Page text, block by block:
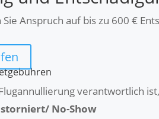
Anspruch auf bis zu 600 €
verantwortlich
storniert/ No-Show